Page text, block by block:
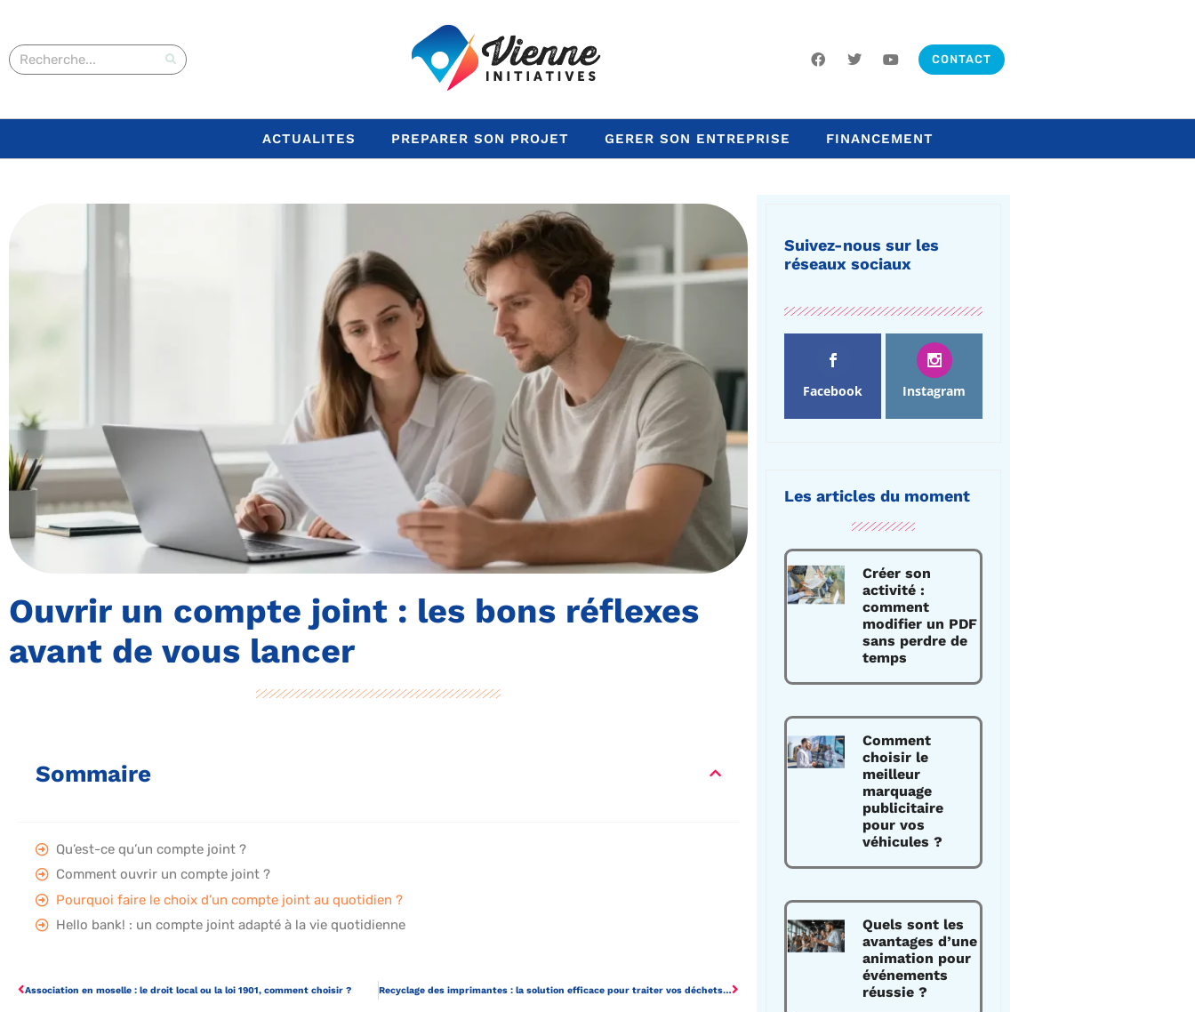
CONTACT
ACTUALITES PREPARER SON PROJET GERER SON ENTREPRISE FINANCEMENT
Ouvrir un compte joint : les bons réflexes
avant de vous lancer
Sommaire
Qu’est-ce qu’un compte joint ?
Comment ouvrir un compte joint ?
Pourquoi faire le choix d’un compte joint au quotidien ?
Hello bank! : un compte joint adapté à la vie quotidienne
Association en moselle : le droit local ou la loi 1901, comment choisir ? Recyclage des imprimantes : la solution efficace pour traiter vos déchets informatiques
Suivez-nous sur les
réseaux sociaux
Facebook Instagram
Les articles du moment
Créer son
activité :
comment
modifier un PDF
sans perdre de
temps
Comment
choisir le
meilleur
marquage
publicitaire
pour vos
véhicules ?
Quels sont les
avantages d’une
animation pour
événements
réussie ?